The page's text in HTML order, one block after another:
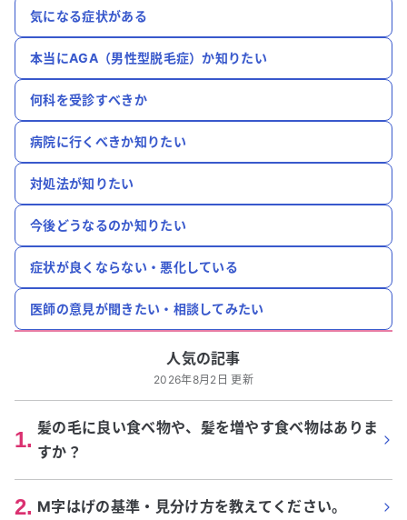
気になる症状がある
本当にAGA（男性型脱毛症）か知りたい
何科を受診すべきか
病院に行くべきか知りたい
対処法が知りたい
今後どうなるのか知りたい
症状が良くならない・悪化している
医師の意見が聞きたい・相談してみたい
人気の記事
2026年8月2日 更新
1. 髪の毛に良い食べ物や、髪を増やす食べ物はありま
すか？
2. M字はげの基準・見分け方を教えてください。